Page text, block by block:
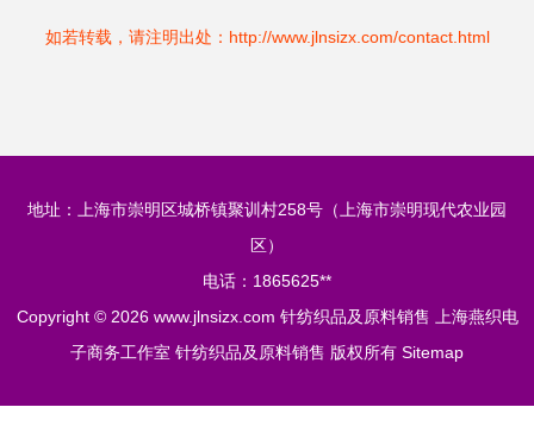
如若转载，请注明出处：http://www.jlnsizx.com/contact.html
地址：上海市崇明区城桥镇聚训村258号（上海市崇明现代农业园
区）
电话：1865625**
Copyright © 2026 www.jlnsizx.com 针纺织品及原料销售
上海燕织电
子商务工作室 针纺织品及原料销售 版权所有 Sitemap